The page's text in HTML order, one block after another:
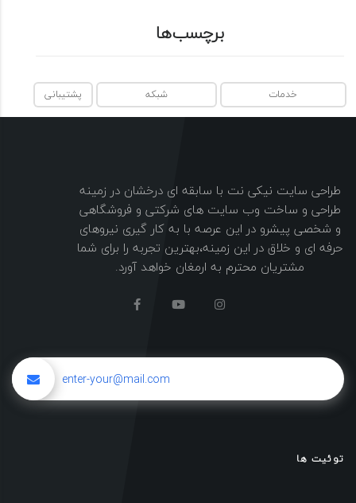
برچسب‌ها
خدمات شبکه پشتیبانی
طراحی سایت نیکی نت با سابقه ای درخشان در زمینه
طراحی و ساخت وب سایت های شرکتی و فروشگاهی
و شخصی پیشرو در این عرصه با به کار گیری نیروهای
حرفه ای و خلاق در این زمینه،بهترین تجربه را برای شما
مشتریان محترم به ارمغان خواهد آورد.
توئیت ها